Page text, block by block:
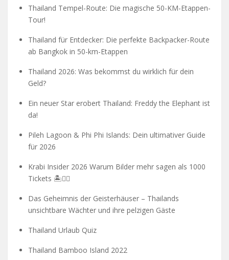
Thailand Tempel-Route: Die magische 50-KM-Etappen-
Tour!
Thailand für Entdecker: Die perfekte Backpacker-Route
ab Bangkok in 50-km-Etappen
Thailand 2026: Was bekommst du wirklich für dein
Geld?
Ein neuer Star erobert Thailand: Freddy the Elephant ist
da!
Pileh Lagoon & Phi Phi Islands: Dein ultimativer Guide
für 2026
Krabi Insider 2026 Warum Bilder mehr sagen als 1000
Tickets 🏝️🧗‍♂️
Das Geheimnis der Geisterhäuser – Thailands
unsichtbare Wächter und ihre pelzigen Gäste
Thailand Urlaub Quiz
Thailand Bamboo Island 2022